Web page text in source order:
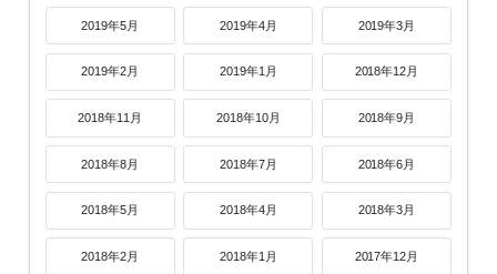
2019年5月 2019年4月 2019年3月
2019年2月 2019年1月 2018年12月
2018年11月 2018年10月 2018年9月
2018年8月 2018年7月 2018年6月
2018年5月 2018年4月 2018年3月
2018年2月 2018年1月 2017年12月